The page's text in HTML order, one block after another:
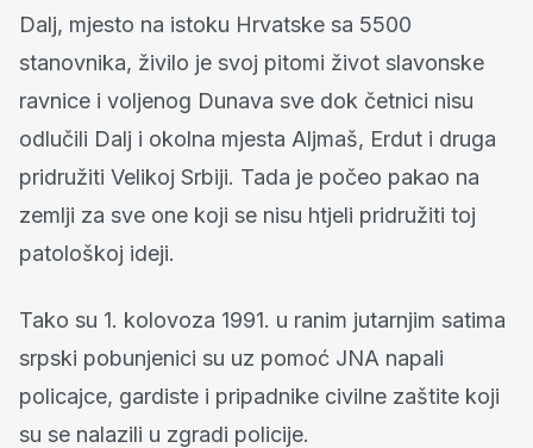
Dalj, mjesto na istoku Hrvatske sa 5500
stanovnika, živilo je svoj pitomi život slavonske
ravnice i voljenog Dunava sve dok četnici nisu
odlučili Dalj i okolna mjesta Aljmaš, Erdut i druga
pridružiti Velikoj Srbiji. Tada je počeo pakao na
zemlji za sve one koji se nisu htjeli pridružiti toj
patološkoj ideji.
Tako su 1. kolovoza 1991. u ranim jutarnjim satima
srpski pobunjenici su uz pomoć JNA napali
policajce, gardiste i pripadnike civilne zaštite koji
su se nalazili u zgradi policije.